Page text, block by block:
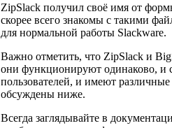
ZipSlack получил своё имя от
скорее всего знакомы с такими
для нормальной работы Slackware.
Важно отметить, что ZipSlack и
они функционируют одинаково, и
пользователей, и имеют
обсуждены ниже.
Всегда заглядывайте в